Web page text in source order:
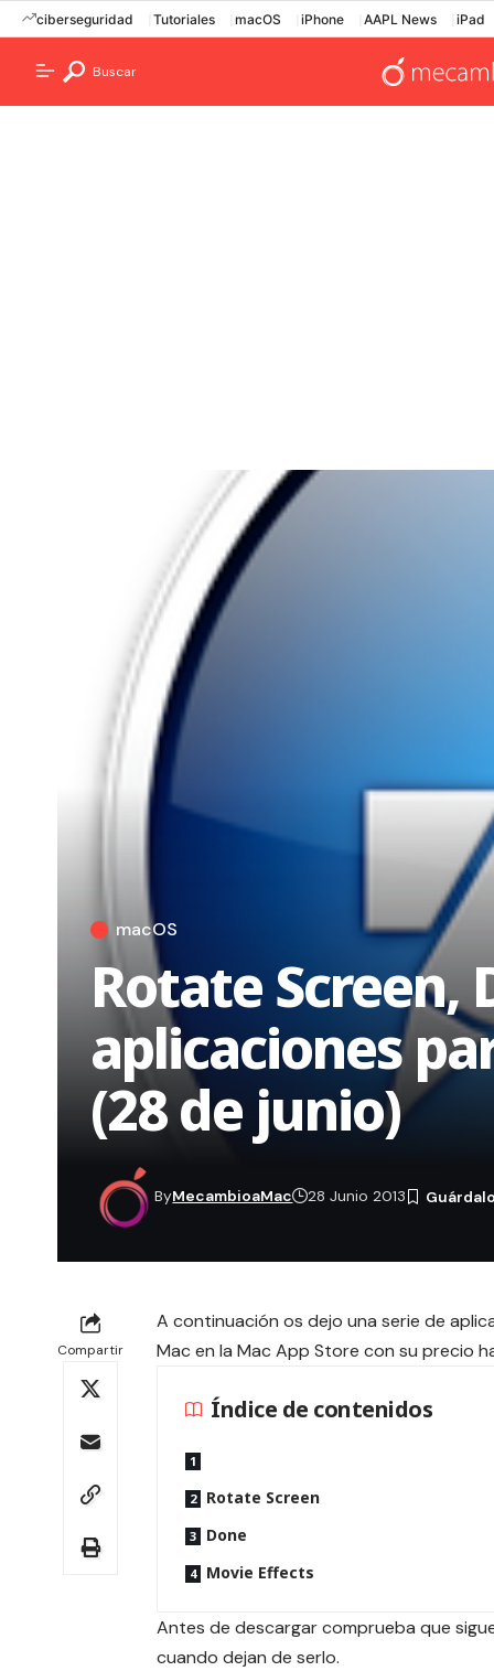
ciberseguridad Tutoriales macOS iPhone AAPL News iPad
Buscar
macOS
Rotate Screen,
aplicaciones
(28 de junio)
ByMecambioaMac 28 Junio 2013
Compartir
A continuación os dejo una serie de
Mac en la Mac App Store con su precio
Índice de contenidos
Rotate Screen
Done
Movie Effects
Antes de descargar comprueba que
cuando dejan de serlo.